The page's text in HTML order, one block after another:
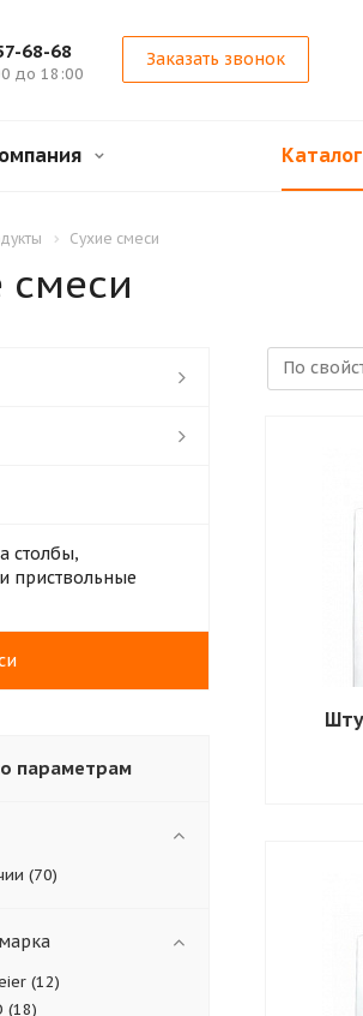
68-68
до 18:00
Заказать звонок
Каталог
Сухие смеси
смеси
столбы,
приствольные
параметрам
(70)
(12)
(18)